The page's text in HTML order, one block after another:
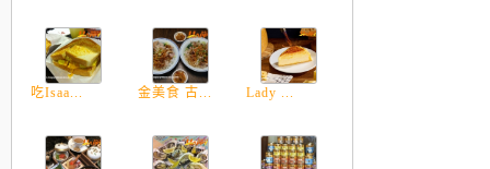
吃Isaa... 金美食 古... Lady ...